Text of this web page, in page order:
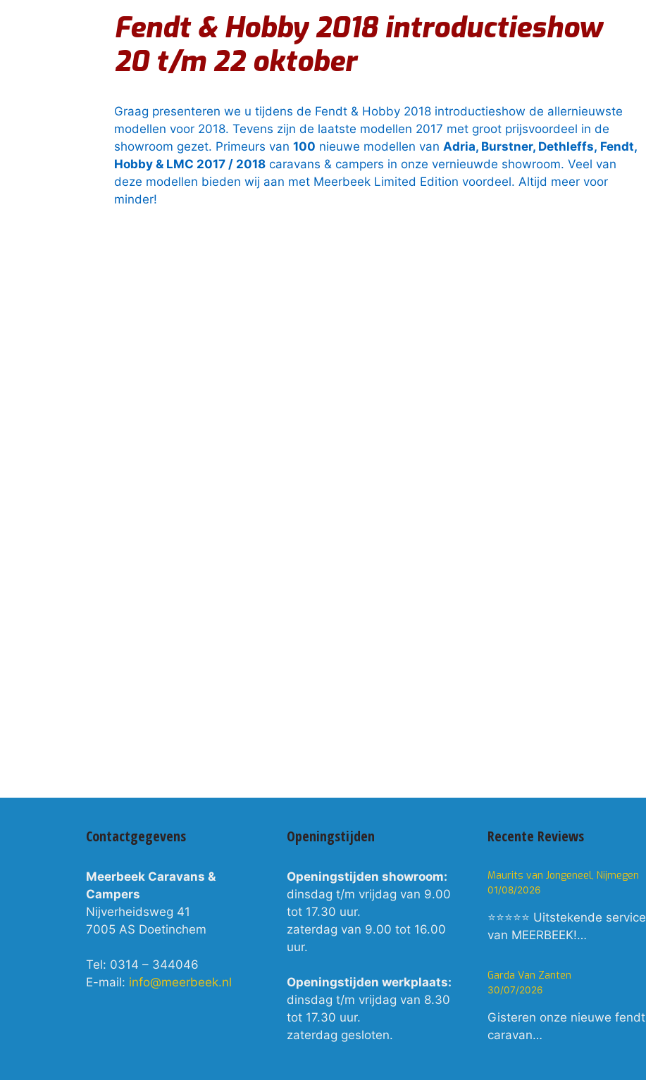
Fendt & Hobby 2018 introductieshow
20 t/m 22 oktober
Graag presenteren we u tijdens de Fendt & Hobby 2018 introductieshow de allernieuwste
modellen voor 2018. Tevens zijn de laatste modellen 2017 met groot prijsvoordeel in de
showroom gezet. Primeurs van 100 nieuwe modellen van Adria, Burstner, Dethleffs, Fendt,
Hobby & LMC 2017 / 2018 caravans & campers in onze vernieuwde showroom. Veel van
deze modellen bieden wij aan met Meerbeek Limited Edition voordeel. Altijd meer voor
minder!
Contactgegevens
Meerbeek Caravans &
Campers
Nijverheidsweg 41
7005 AS Doetinchem
Tel: 0314 – 344046
E-mail: info@meerbeek.nl
Openingstijden
Openingstijden showroom:
dinsdag t/m vrijdag van 9.00
tot 17.30 uur.
zaterdag van 9.00 tot 16.00
uur.
Openingstijden werkplaats:
dinsdag t/m vrijdag van 8.30
tot 17.30 uur.
zaterdag gesloten.
Recente Reviews
Maurits van Jongeneel, Nijmegen
01/08/2026
⭐⭐⭐⭐⭐ Uitstekende service
van MEERBEEK!…
Garda Van Zanten
30/07/2026
Gisteren onze nieuwe fendt
caravan…